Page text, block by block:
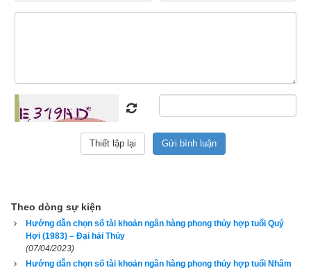
này dùng thì lại thấy vận số càng lúc càng suy, bán đi cho
đến mới là có phong thủy tốt, rồi cuối cùng mới là số tài khoản
đẹp .
1. Hướng dẫn chọn số tài khoản có ngũ hành hợp tuổi
Theo dòng sự kiện
Hướng dẫn chọn số tài khoản ngân hàng phong thủy hợp tuổi Quý
Hợi (1983) – Đại hải Thủy
(07/04/2023)
Hướng dẫn chọn số tài khoản ngân hàng phong thủy hợp tuổi Nhâm